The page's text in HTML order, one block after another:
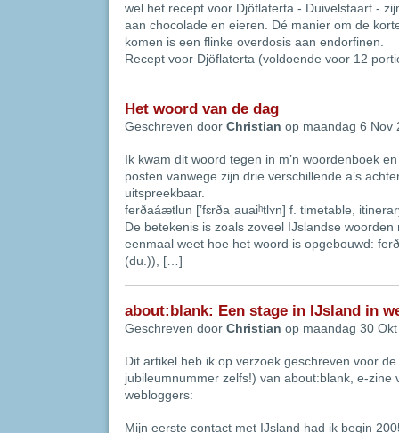
wel het recept voor Djöflaterta - Duivelstaart -
aan chocolade en eieren. Dé manier om de
komen is een flinke overdosis aan endorfinen.
Recept voor Djöflaterta (voldoende voor 12
Het woord van de dag
Geschreven door Christian op maandag 6 Nov
Ik kwam dit woord tegen in m’n woordenboek
posten vanwege zijn drie verschillende a’s
uitspreekbaar.
ferðaáætlun [’fɛrðaˌauaiʰtlʏn] f. timetable,
De betekenis is zoals zoveel IJslandse
eenmaal weet hoe het woord is opgebouwd:
(du.)), […]
about:blank: Een stage in IJsland in
Geschreven door Christian op maandag 30
Dit artikel heb ik op verzoek geschreven voor
jubileumnummer zelfs!) van about:blank, e-zine
webloggers:
Mijn eerste contact met IJsland had ik begin